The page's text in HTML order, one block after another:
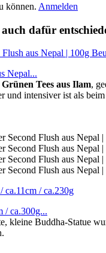
können. Anmelden
dafür
Nepal...
Tees aus Ilam,
und intensiver ist als
/ ca.300g...
kleine Buddha-Statue